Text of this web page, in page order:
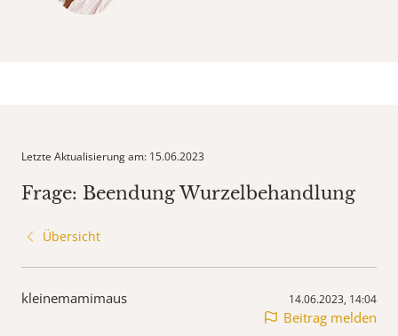
Letzte Aktualisierung am: 15.06.2023
Frage: Beendung Wurzelbehandlung
Übersicht
kleinemamimaus 14.06.2023, 14:04
Beitrag melden